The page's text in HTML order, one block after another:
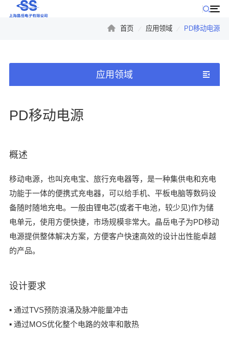
首页 应用领域 PD移动电源
应用领域
PD移动电源
概述
移动电源，也叫充电宝、旅行充电器等，是一种集供电和充电
功能于一体的便携式充电器，可以给手机、平板电脑等数码设
备随时随地充电。一般由锂电芯(或者干电池，较少见)作为储
电单元，使用方便快捷，市场规模非常大。晶岳电子为PD移动
电源提供整体解决方案，方便客户快速高效的设计出性能卓越
的产品。
设计要求
▪ 通过TVS预防浪涌及脉冲能量冲击
▪ 通过MOS优化整个电路的效率和散热